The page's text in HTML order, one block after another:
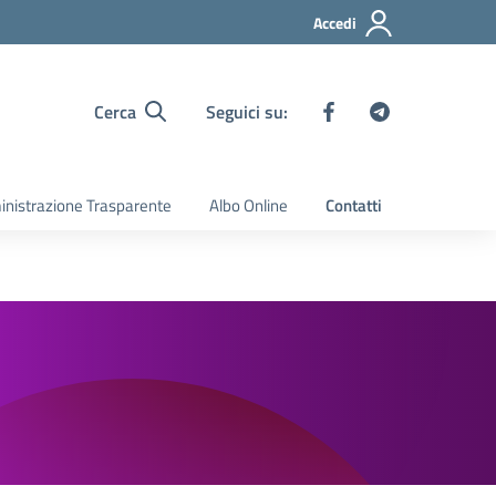
Accedi
Cerca Seguici su:
Trasparente Albo Online Contatti